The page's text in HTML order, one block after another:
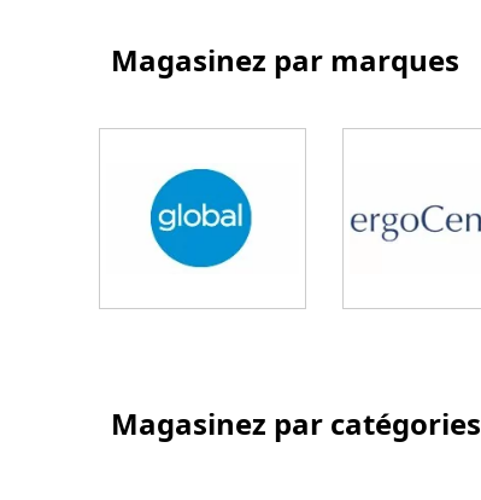
Magasinez par marques
Magasinez par catégories